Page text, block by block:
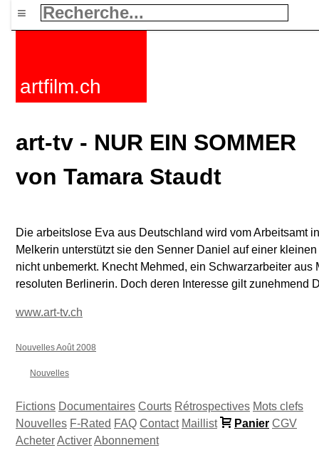
≡
artfilm.ch
art-tv - NUR EIN SOMMER
von Tamara Staudt
Die arbeitslose Eva aus Deutschland wird vom Arbeitsamt
Melkerin unterstützt sie den Senner Daniel auf einer
nicht unbemerkt. Knecht Mehmed, ein Schwarzarbeiter
resoluten Berlinerin. Doch deren Interesse gilt zunehmend
www.art-tv.ch
Nouvelles Août 2008
Nouvelles
Fictions Documentaires Courts Rétrospectives Mots clefs
Nouvelles F-Rated FAQ Contact Maillist Panier CGV
AcheterActiverAbonnement